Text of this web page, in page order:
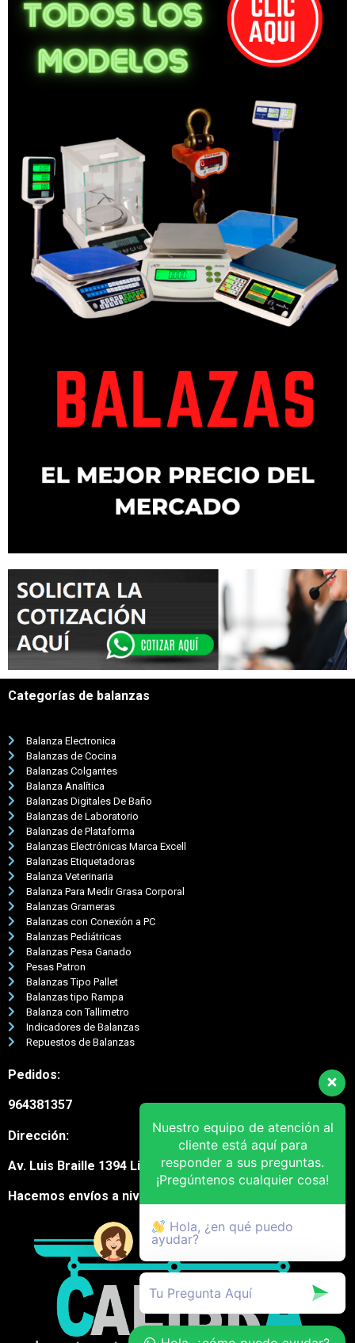
Categorías de balanzas
Balanza Electronica
Balanzas de Cocina
Balanzas Colgantes
Balanza Analítica
Balanzas Digitales De Baño
Balanzas de Laboratorio
Balanzas de Plataforma
Balanzas Electrónicas Marca Excell
Balanzas Etiquetadoras
Balanza Veterinaria
Balanza Para Medir Grasa Corporal
Balanzas Grameras
Balanzas con Conexión a PC
Balanzas Pediátricas
Balanzas Pesa Ganado
Pesas Patron
Balanzas Tipo Pallet
Balanzas tipo Rampa
Balanza con Tallimetro
Indicadores de Balanzas
Repuestos de Balanzas
Pedidos:
964381357
Dirección:
Av. Luis Braille 1394 Lima Cercado
Hacemos envíos a nivel nacional
Nuestro equipo de atención al
cliente está aquí para
responder a sus preguntas.
¡Pregúntenos cualquier cosa!
Hola, ¿en qué puedo
ayudar?